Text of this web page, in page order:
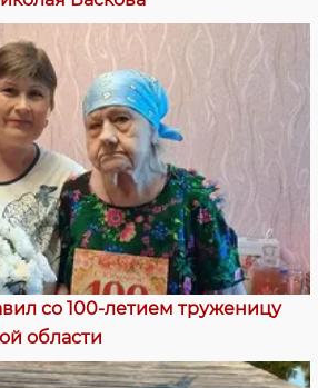
со 100-летием труженицу
области